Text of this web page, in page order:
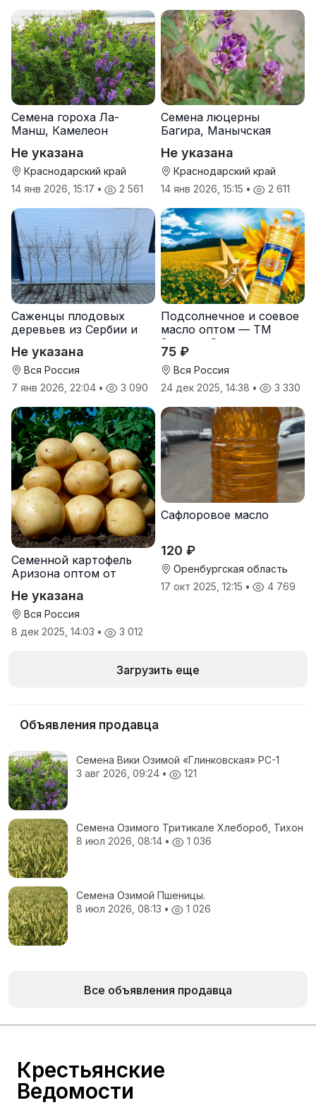
Семена гороха Ла-
Манш, Камелеон
Не указана
Краснодарский край
14 янв 2026, 15:17 • 2 561
Семена люцерны
Багира, Манычская
Не указана
Краснодарский край
14 янв 2026, 15:15 • 2 611
Саженцы плодовых
деревьев из Сербии и
Не указана
Вся Россия
7 янв 2026, 22:04 • 3 090
Подсолнечное и соевое
масло оптом — ТМ
Золотая Семечка
75 ₽
Вся Россия
24 дек 2025, 14:38 • 3 330
Семенной картофель
Аризона оптом от
Не указана
Вся Россия
8 дек 2025, 14:03 • 3 012
Сафлоровое масло
120 ₽
Оренбургская область
17 окт 2025, 12:15 • 4 769
Загрузить еще
Объявления продавца
Семена Вики Озимой «Глинковская» РС-1
3 авг 2026, 09:24 • 121
Семена Озимого Тритикале Хлебороб, Тихон
8 июл 2026, 08:14 • 1 036
Семена Озимой Пшеницы.
8 июл 2026, 08:13 • 1 026
Все объявления продавца
Крестьянские
Ведомости